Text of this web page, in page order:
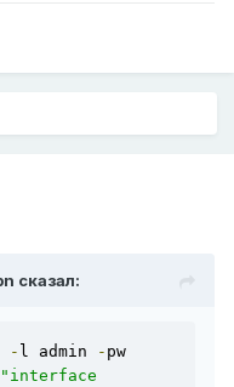
сказал:
- l admin -
"interface